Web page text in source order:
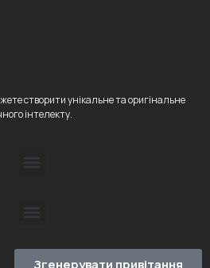
створити унікальне та оригінальне
інтелекту.
Згенерувати привітання